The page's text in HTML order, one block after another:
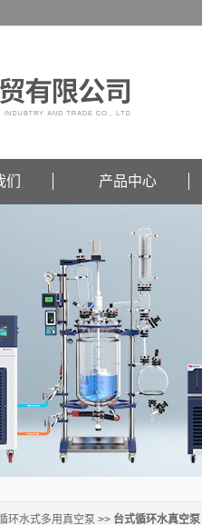
产品中心
环水式多用真空泵 >> 台式循环水真空泵